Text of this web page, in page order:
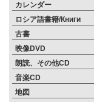
カレンダー
ロシア語書籍/Книги
古書
映像DVD
朗読、その他CD
音楽CD
地図